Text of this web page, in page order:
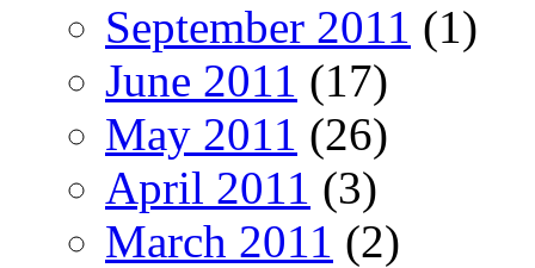
September 2011 (1)
June 2011 (17)
May 2011 (26)
April 2011 (3)
March 2011 (2)